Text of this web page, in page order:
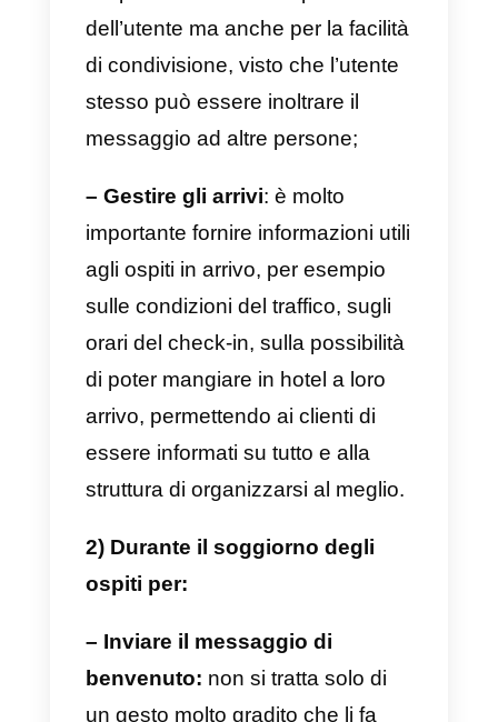
fidelizzazioneche rende i
rapporti con i propri clienti più
stabili e duraturi.
Ecco qui di seguito,alcuni casi
per utilizzare al meglio la famosa
app di messaggistica per il
hotel o resort:
1) Prima dell’arrivo degli ospiti
per:
– Inviare un preventivo di
soggiorno o delle offerte:
inviandoli via WhatsApp si hanno
deitassi di conversione molto
più elevati,rispetto alle e-mail,